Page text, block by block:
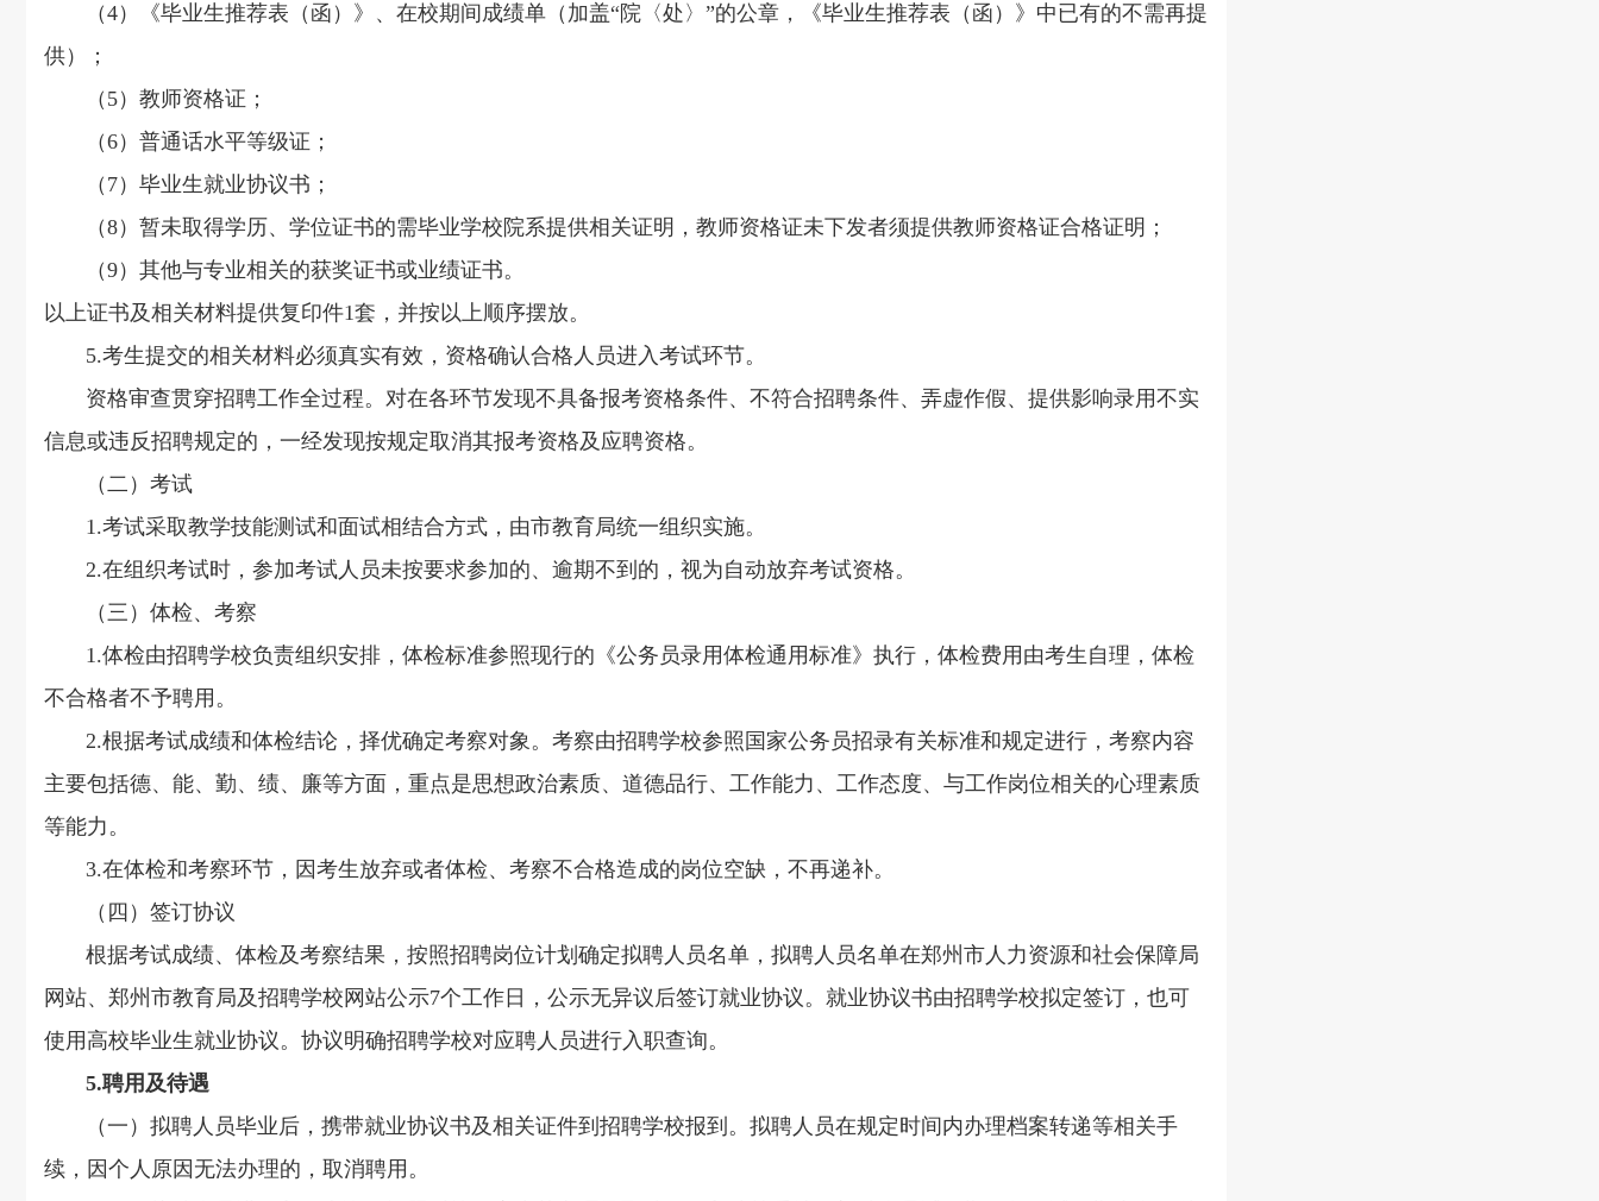
（4）《毕业生推荐表（函）》、在校期间成绩单（加盖“院〈处〉”的公章，《毕业生推荐表（函）》中已有的不需再提
供）；
（5）教师资格证；
（6）普通话水平等级证；
（7）毕业生就业协议书；
（8）暂未取得学历、学位证书的需毕业学校院系提供相关证明，教师资格证未下发者须提供教师资格证合格证明；
（9）其他与专业相关的获奖证书或业绩证书。
以上证书及相关材料提供复印件1套，并按以上顺序摆放。
5.考生提交的相关材料必须真实有效，资格确认合格人员进入考试环节。
资格审查贯穿招聘工作全过程。对在各环节发现不具备报考资格条件、不符合招聘条件、弄虚作假、提供影响录用不实
信息或违反招聘规定的，一经发现按规定取消其报考资格及应聘资格。
（二）考试
1.考试采取教学技能测试和面试相结合方式，由市教育局统一组织实施。
2.在组织考试时，参加考试人员未按要求参加的、逾期不到的，视为自动放弃考试资格。
（三）体检、考察
1.体检由招聘学校负责组织安排，体检标准参照现行的《公务员录用体检通用标准》执行，体检费用由考生自理，体检
不合格者不予聘用。
2.根据考试成绩和体检结论，择优确定考察对象。考察由招聘学校参照国家公务员招录有关标准和规定进行，考察内容
主要包括德、能、勤、绩、廉等方面，重点是思想政治素质、道德品行、工作能力、工作态度、与工作岗位相关的心理素质
等能力。
3.在体检和考察环节，因考生放弃或者体检、考察不合格造成的岗位空缺，不再递补。
（四）签订协议
根据考试成绩、体检及考察结果，按照招聘岗位计划确定拟聘人员名单，拟聘人员名单在郑州市人力资源和社会保障局
网站、郑州市教育局及招聘学校网站公示7个工作日，公示无异议后签订就业协议。就业协议书由招聘学校拟定签订，也可
使用高校毕业生就业协议。协议明确招聘学校对应聘人员进行入职查询。
5.聘用及待遇
（一）拟聘人员毕业后，携带就业协议书及相关证件到招聘学校报到。拟聘人员在规定时间内办理档案转递等相关手
续，因个人原因无法办理的，取消聘用。